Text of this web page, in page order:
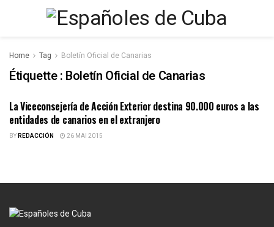
Home Tag Boletín Oficial de Canarias
Étiquette : Boletín Oficial de Canarias
BECAS, AYUDAS, SUBVENCIONES
La Viceconsejería de Acción Exterior destina 90.000 euros a las
entidades de canarios en el extranjero
BYREDACCIÓN 26 MAI 2015